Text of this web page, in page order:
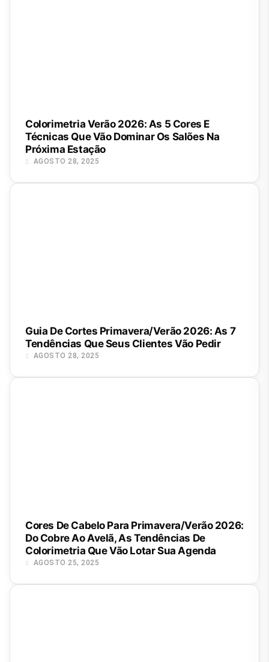
Colorimetria Verão 2026: As 5 Cores E
Técnicas Que Vão Dominar Os Salões Na
Próxima Estação
AGOSTO 28, 2025
Guia De Cortes Primavera/Verão 2026: As 7
Tendências Que Seus Clientes Vão Pedir
AGOSTO 28, 2025
Cores De Cabelo Para Primavera/Verão 2026:
Do Cobre Ao Avelã, As Tendências De
Colorimetria Que Vão Lotar Sua Agenda
AGOSTO 25, 2025